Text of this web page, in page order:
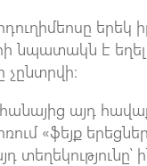
երեկ
նպատակն է
չընտրվի։
այդ
«ֆեյք